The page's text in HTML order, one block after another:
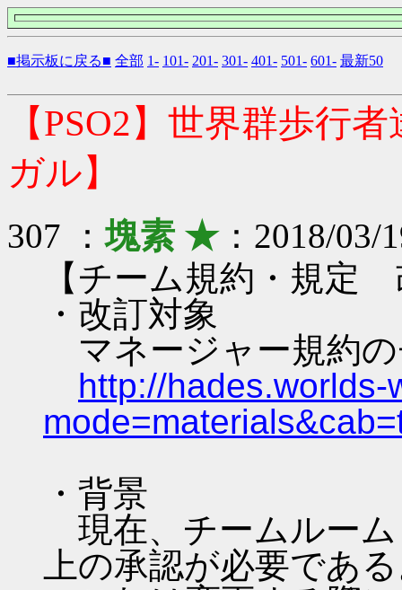
■掲示板に戻る■ 全部 1- 101- 201- 301- 401- 501- 601- 最新50
【PSO2】世界群歩行
ガル】
307 ：塊素 ★：2018/03/
【チーム規約・規定
・改訂対象
マネージャー規約
http://
・背景
現在、チームルーム
上の承認が必要であ